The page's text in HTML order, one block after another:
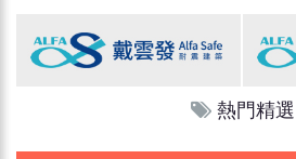
熱門精選